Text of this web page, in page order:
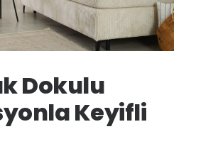
Dokulu
Keyifli